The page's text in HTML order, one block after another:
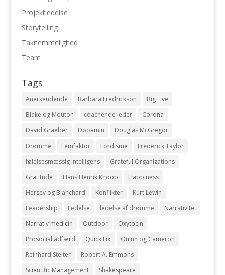
Projektledelse
Storytelling
Taknemmelighed
Team
Tags
Anerkendende Barbara Fredrickson
Big Five
Blake og Mouton
coachende leder
Corona
David Graeber
Dopamin
Douglas McGregor
Drømme
Femfaktor Fordisme
Frederick Taylor
følelsesmæssig intelligens
Grateful Organizations
Gratitude
Hans Henrik Knoop
Happiness
Hersey og Blanchard
Konflikter
Kurt Lewin
Leadership
Ledelse ledelse af drømme
Narrativitet
Narrativ medicin
Outdoor
Oxytocin
Prosocial adfærd
Quick Fix
Quinn og Cameron
Reinhard Stelter
Robert A. Emmons
Scientific Management
Shakespeare